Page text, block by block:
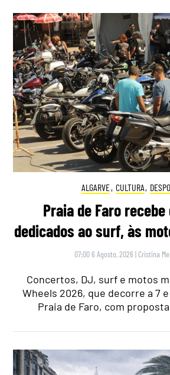
ALGARVE, CULTURA,
Praia de Faro
dedicados ao surf, às
07:00 6 Agosto, 2026 | Cristina
Concertos, DJ, surf e motos
Wheels 2026, que decorre a 7
Praia de Faro, com